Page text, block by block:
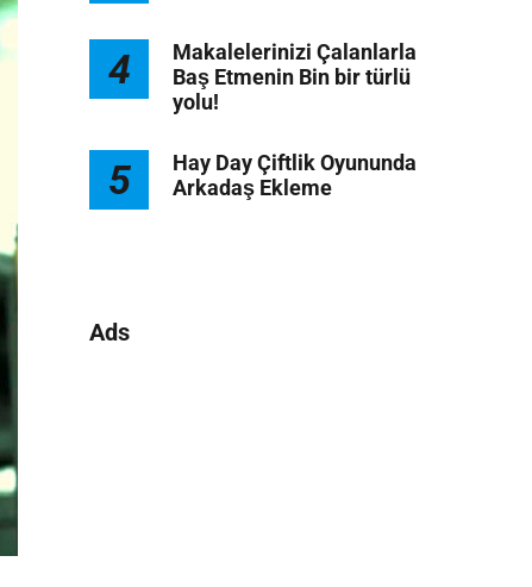
4
Makalelerinizi Çalanlarla
Baş Etmenin Bin bir türlü
yolu!
5
Hay Day Çiftlik Oyununda
Arkadaş Ekleme
Ads